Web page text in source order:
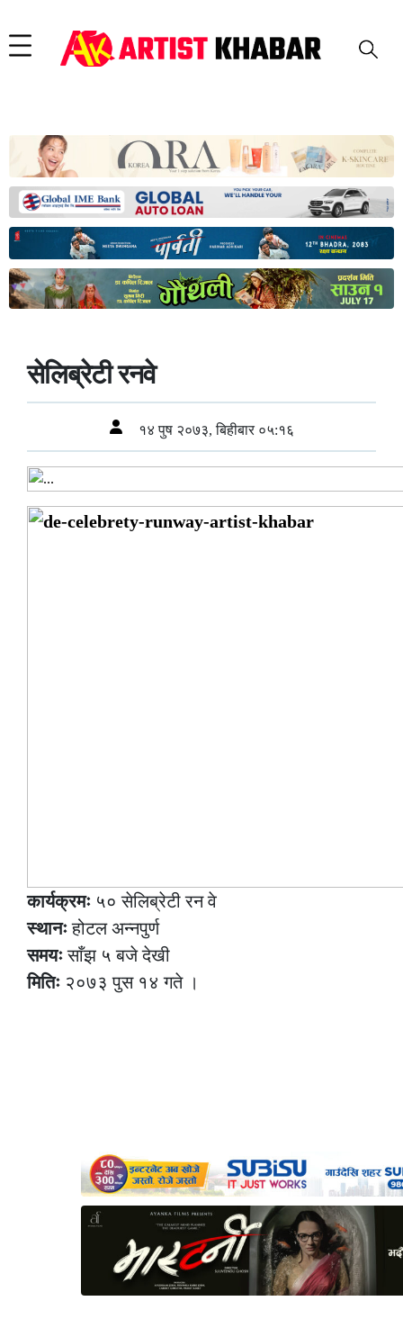
सेलिब्रेटी रनवे
१४ पुष २०७३, बिहीबार ०५:१६
कार्यक्रमः ५० सेलिब्रेटी रन वे
स्थानःहोटल अन्नपुर्ण
समयःसाँझ ५ बजे देखी
मितिः २०७३ पुस १४ गते ।